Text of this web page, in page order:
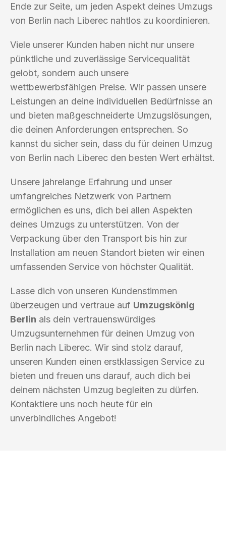
Ende zur Seite, um jeden Aspekt deines Umzugs
von Berlin nach Liberec nahtlos zu koordinieren.
Viele unserer Kunden haben nicht nur unsere
pünktliche und zuverlässige Servicequalität
gelobt, sondern auch unsere
wettbewerbsfähigen Preise. Wir passen unsere
Leistungen an deine individuellen Bedürfnisse an
und bieten maßgeschneiderte Umzugslösungen,
die deinen Anforderungen entsprechen. So
kannst du sicher sein, dass du für deinen Umzug
von Berlin nach Liberec den besten Wert erhältst.
Unsere jahrelange Erfahrung und unser
umfangreiches Netzwerk von Partnern
ermöglichen es uns, dich bei allen Aspekten
deines Umzugs zu unterstützen. Von der
Verpackung über den Transport bis hin zur
Installation am neuen Standort bieten wir einen
umfassenden Service von höchster Qualität.
Lasse dich von unseren Kundenstimmen
überzeugen und vertraue auf Umzugskönig
Berlin als dein vertrauenswürdiges
Umzugsunternehmen für deinen Umzug von
Berlin nach Liberec. Wir sind stolz darauf,
unseren Kunden einen erstklassigen Service zu
bieten und freuen uns darauf, auch dich bei
deinem nächsten Umzug begleiten zu dürfen.
Kontaktiere uns noch heute für ein
unverbindliches Angebot!